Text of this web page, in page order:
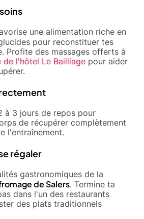
une alimentation riche en
pour reconstituer tes
Profite des massages offerts à
de l'hôtel Le Bailliage pour aider
à 3 jours de repos pour
de récupérer complètement
l'entraînement.
régaler
gastronomiques de la
de Salers. Termine ta
dans l'un des restaurants
des plats traditionnels